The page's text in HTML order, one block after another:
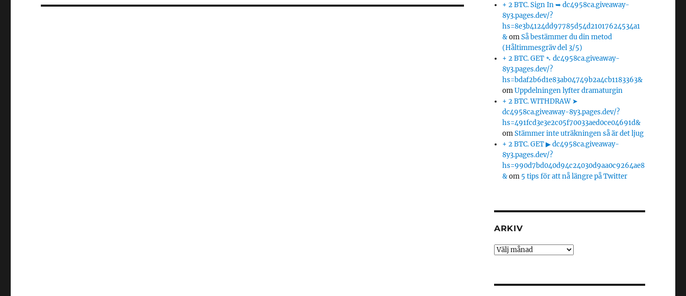
+ 2 BTC. Sign In ➥ dc4958ca.giveaway-
8y3.pages.dev/?
hs=8e3b4124dd97785d54d21017624534a1
&omSå bestämmer du din metod
(Håltimmesgräv del 3/5)
+ 2 BTC. GET ➴ dc4958ca.giveaway-
8y3.pages.dev/?
hs=bdaf2b6d1e83ab04749b2a4cb1183363&
omUppdelningen lyfter dramaturgin
+ 2 BTC. WITHDRAW ➤
dc4958ca.giveaway-8y3.pages.dev/?
hs=491fcd3e3e2c05f70033aed0ce04691d&
omStämmer inte uträkningen så är det ljug
+ 2 BTC. GET ▶ dc4958ca.giveaway-
8y3.pages.dev/?
hs=990d7bd040d94c24030d9aa0c9264ae8
&om 5 tips för att nå längre på Twitter
ARKIV
Arkiv